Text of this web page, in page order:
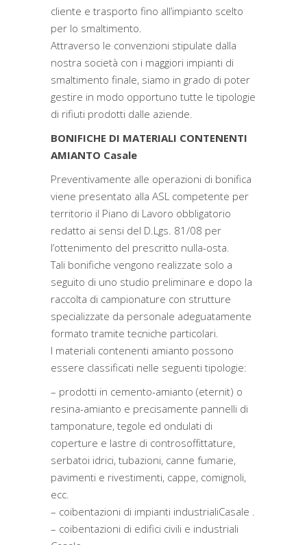
cliente e trasporto fino all’impianto scelto
per lo smaltimento.
Attraverso le convenzioni stipulate dalla
nostra società con i maggiori impianti di
smaltimento finale, siamo in grado di poter
gestire in modo opportuno tutte le tipologie
di rifiuti prodotti dalle aziende.
BONIFICHE DI MATERIALI CONTENENTI
AMIANTO Casale
Preventivamente alle operazioni di bonifica
viene presentato alla ASL competente per
territorio il Piano di Lavoro obbligatorio
redatto ai sensi del D.Lgs. 81/08 per
l’ottenimento del prescritto nulla-osta.
Tali bonifiche vengono realizzate solo a
seguito di uno studio preliminare e dopo la
raccolta di campionature con strutture
specializzate da personale adeguatamente
formato tramite tecniche particolari.
I materiali contenenti amianto possono
essere classificati nelle seguenti tipologie:
– prodotti in cemento-amianto (eternit) o
resina-amianto e precisamente pannelli di
tamponature, tegole ed ondulati di
coperture e lastre di controsoffittature,
serbatoi idrici, tubazioni, canne fumarie,
pavimenti e rivestimenti, cappe, comignoli,
ecc.
– coibentazioni di impianti industrialiCasale .
– coibentazioni di edifici civili e industriali